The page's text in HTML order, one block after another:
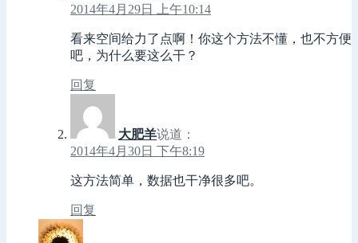
2014年4月29日 上午10:14
看来空间给力了点啊！你这个方法不懂，也不方便
吧，为什么要这么干？
回复
大肥羊说道：
2014年4月30日 下午8:19
这方法简单，数据也干净很多吧。
回复